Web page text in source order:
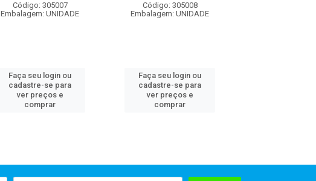
Código: 305007
Embalagem: UNIDADE
Faça seu login ou
cadastre-se para
ver preços e
comprar
Código: 305008
Embalagem: UNIDADE
Faça seu login ou
cadastre-se para
ver preços e
comprar